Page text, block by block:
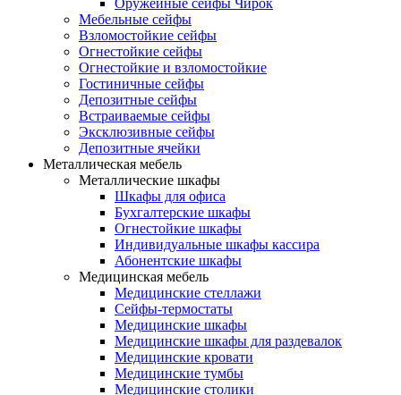
Оружейные сейфы Чирок
Мебельные сейфы
Взломостойкие сейфы
Огнестойкие сейфы
Огнестойкие и взломостойкие
Гостиничные сейфы
Депозитные сейфы
Встраиваемые сейфы
Эксклюзивные сейфы
Депозитные ячейки
Металлическая мебель
Металлические шкафы
Шкафы для офиса
Бухгалтерские шкафы
Огнестойкие шкафы
Индивидуальные шкафы кассира
Абонентские шкафы
Медицинская мебель
Медицинские стеллажи
Сейфы-термостаты
Медицинские шкафы
Медицинские шкафы для раздевалок
Медицинские кровати
Медицинские тумбы
Медицинские столики